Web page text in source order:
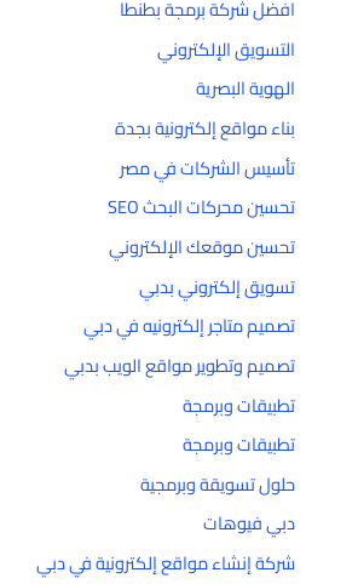
افضل شركة برمجة بطنطا
التسويق الإلكتروني
الهوية البصرية
بناء مواقع إلكترونية بجدة
تأسيس الشركات في مصر
تحسين محركات البحث SEO
تحسين موقعك الإلكتروني
تسويق إلكتروني بدبي
تصميم متاجر إلكترونيه في دبي
تصميم وتطوير مواقع الويب بدبي
تطبيقات وبرمجة
تطبيقات وبرمجة
حلول تسويقة وبرمجية
دبي فيوهات
شركة إنشاء مواقع إلكترونية في دبي